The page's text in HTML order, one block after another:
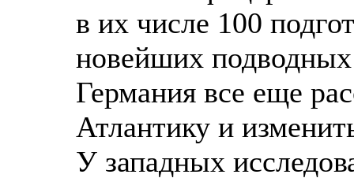
в их числе 100
новейших
Германия все еще
Атлантику и
У западных